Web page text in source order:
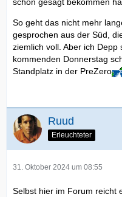
So geht das nicht mehr
gesprochen aus der Süd,
ziemlich voll. Aber ich
kommenden Donnerstag
Standplatz in der PreZero
Ruud
Erleuchteter
31. Oktober 2024 um 08:55
Selbst hier im Forum reicht